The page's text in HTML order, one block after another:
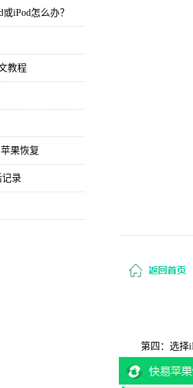
iPod怎么办？
教程
果恢复
记录
第四：选择